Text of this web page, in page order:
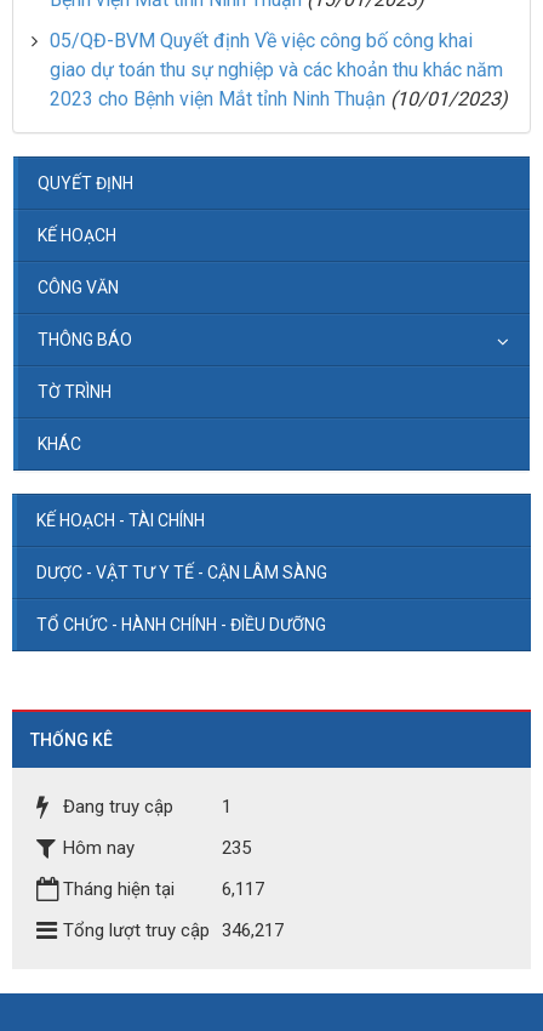
05/QĐ-BVM Quyết định Về việc công bố công khai
giao dự toán thu sự nghiệp và các khoản thu khác năm
2023 cho Bệnh viện Mắt tỉnh Ninh Thuận (10/01/2023)
QUYẾT ĐỊNH
KẾ HOẠCH
CÔNG VĂN
THÔNG BÁO
TỜ TRÌNH
KHÁC
KẾ HOẠCH - TÀI CHÍNH
DƯỢC - VẬT TƯ Y TẾ - CẬN LÂM SÀNG
TỔ CHỨC - HÀNH CHÍNH - ĐIỀU DƯỠNG
THỐNG KÊ
Đang truy cập
1
Hôm nay
235
Tháng hiện tại
6,117
Tổng lượt truy cập
346,217